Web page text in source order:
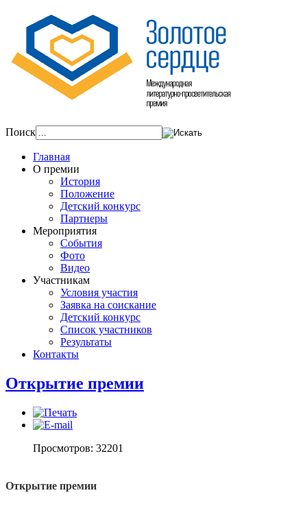
Поиск
Главная
О премии
История
Положение
Детский конкурс
Партнеры
Мероприятия
События
Фото
Видео
Участникам
Условия участия
Заявка на соискание
Детский конкурс
Список участников
Результаты
Контакты
Открытие премии
Просмотров: 32201
Открытие премии